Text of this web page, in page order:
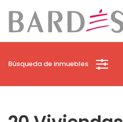
Búsqueda de inmuebles